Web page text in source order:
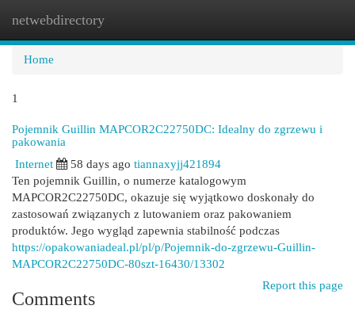
netwebdirectory
Home
1
Pojemnik Guillin MAPCOR2C22750DC: Idealny do zgrzewu i
pakowania
Internet
58 days ago tiannaxyjj421894
Ten pojemnik Guillin, o numerze katalogowym
MAPCOR2C22750DC, okazuje się wyjątkowo doskonały do
zastosowań związanych z lutowaniem oraz pakowaniem
produktów. Jego wygląd zapewnia stabilność podczas
https://opakowaniadeal.pl/pl/p/Pojemnik-do-zgrzewu-Guillin-
MAPCOR2C22750DC-80szt-16430/13302
Report this page
Comments